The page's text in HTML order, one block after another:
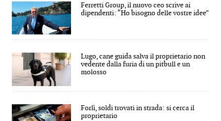
Ferretti Group, il nuovo ceo scrive ai
dipendenti: “Ho bisogno delle vostre idee”
Lugo, cane guida salva il proprietario non
vedente dalla furia di un pitbull e un
molosso
Forlì, soldi trovati in strada: si cerca il
proprietario